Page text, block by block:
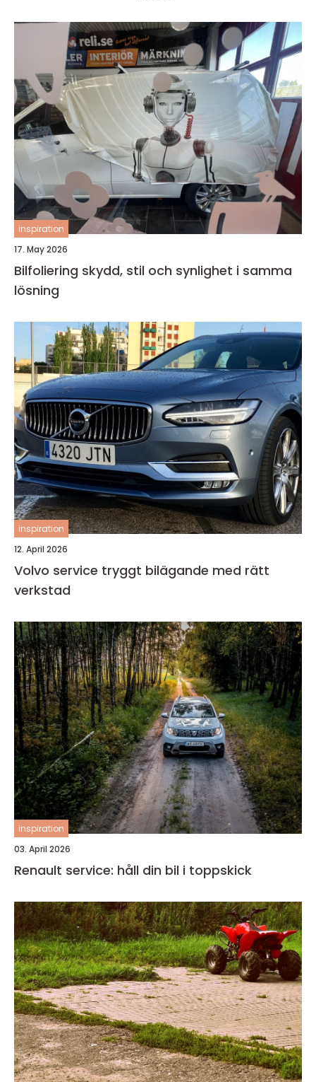
inspiration
17. May 2026
Bilfoliering skydd, stil och synlighet i samma
lösning
inspiration
12. April 2026
Volvo service tryggt bilägande med rätt
verkstad
inspiration
03. April 2026
Renault service: håll din bil i toppskick